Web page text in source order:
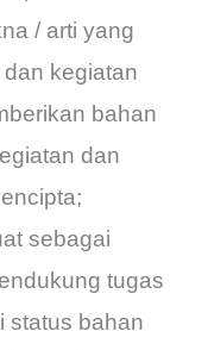
/ arti yang
kegiatan
bahan
dan
sebagai
tugas
status bahan